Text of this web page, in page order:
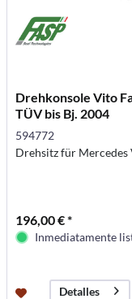
Drehkonsole Vito
TÜV bis Bj. 2004
594772
Drehsitz für Mercedes
196,00 € *
Inmediatamente
Detalles